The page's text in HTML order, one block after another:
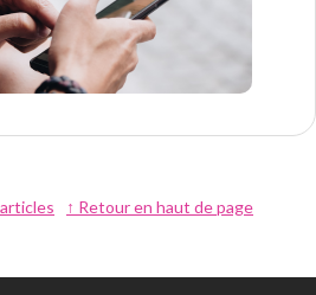
↑ Retour en haut de page